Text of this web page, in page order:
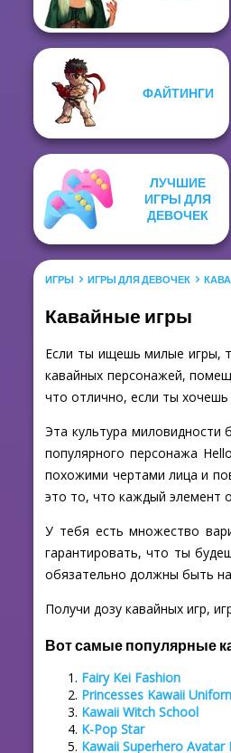
ФАЙТИНГИ
ЛУЧШИЕ
ИГРЫ ДЛЯ
ДЕВОЧЕК
ИГРЫ ИГРЫ ДЛЯ ДЕВОЧЕК
Кавайные игры
Если ты ищешь милые игры,
кавайных персонажей,
что отлично, если ты
Эта культура миловидности
популярного персонажа
похожими чертами лица и
это то, что каждый элемент
У тебя есть множество
гарантировать, что ты
обязательно должны быть
Получи дозу кавайных игр,
Вот самые популярные
Fairy Kei Fashion
Princesses Kawaii
Kawaii Witch School
K-Pop Star
Kawaii Superhero Avatar